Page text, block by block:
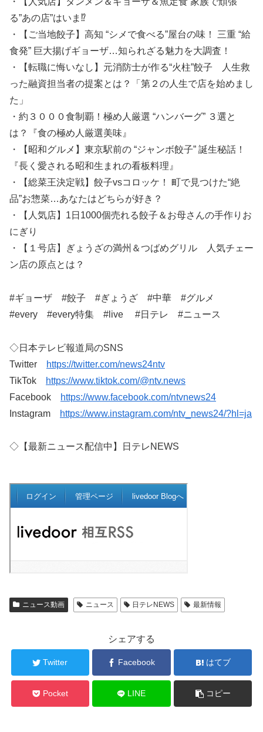
る”あの店”はいま⁉
・【ご当地餃子】高知 “シメで食べる”屋台の味！ 三重 “給
食発” 巨大揚げギョーザ…知られざる魅力を大調査！
・【転職に悔いなし】元消防士が作る“火柱”餃子 人生救
った融資担当者の提案とは？「第２の人生で店を始めまし
た」
・約３０００食制覇！極め人厳選 “ハンバーグ” ３選と
は？『食の極め人厳選美味』
・【昭和グルメ】東京駅前の “ジャンボ餃子” 誕生秘話！
『長く愛される昭和生まれの看板料理』
・【総菜王決定戦】餃子vsコロッケ！ 町で見つけた“絶
品”お惣菜…あなたはどちらが好き？
・【人気店】1日1000個売れる餃子＆お母さんの手作りお
にぎり
・【１号店】ぎょうざの満州＆つばめグリル 人気チェー
ン店の原点とは？
#ギョーザ #餃子 #ぎょうざ #中華 #グルメ
#every #every特集 #live #日テレ #ニュース
◇日本テレビ報道局のSNS
Twitter
https://twitter.com/news24ntv
TikTok
https://www.tiktok.com/@ntv.news
Facebook
https://www.facebook.com/ntvnews24
Instagram
https://www.instagram.com/ntv_news24/?hl=ja
◇【最新ニュース配信中】日テレNEWS
ニュース動画 ニュース 日テレNEWS 最新情報
シェアする
Twitter Facebook はてブ
Pocket LINE コピー